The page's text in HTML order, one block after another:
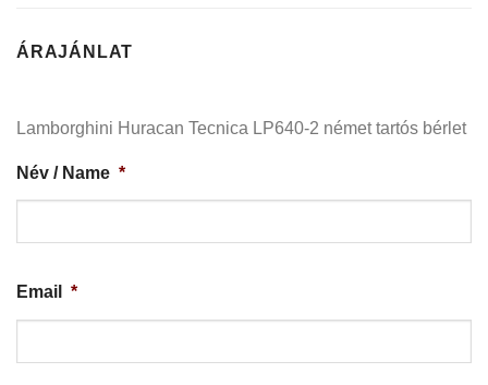
ÁRAJÁNLAT
Lamborghini Huracan Tecnica LP640-2 német tartós bérlet
Név / Name *
Email *